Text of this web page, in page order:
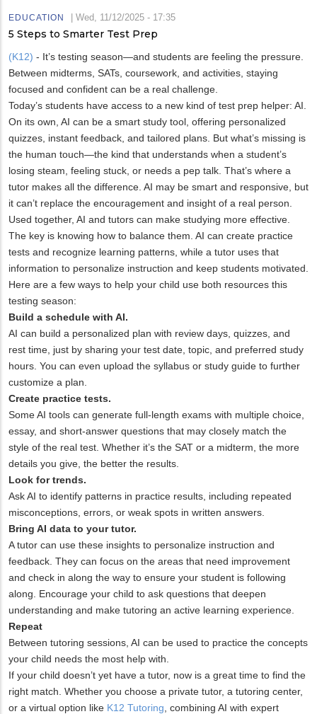
EDUCATION Wed, 11/12/2025 - 17:35
5 Steps to Smarter Test Prep
(K12) - It’s testing season—and students are feeling the pressure.
Between midterms, SATs, coursework, and activities, staying
focused and confident can be a real challenge.
Today’s students have access to a new kind of test prep helper: AI.
On its own, AI can be a smart study tool, offering personalized
quizzes, instant feedback, and tailored plans. But what’s missing is
the human touch—the kind that understands when a student’s
losing steam, feeling stuck, or needs a pep talk. That’s where a
tutor makes all the difference. AI may be smart and responsive, but
it can’t replace the encouragement and insight of a real person.
Used together, AI and tutors can make studying more effective.
The key is knowing how to balance them. AI can create practice
tests and recognize learning patterns, while a tutor uses that
information to personalize instruction and keep students motivated.
Here are a few ways to help your child use both resources this
testing season:
Build a schedule with AI.
AI can build a personalized plan with review days, quizzes, and
rest time, just by sharing your test date, topic, and preferred study
hours. You can even upload the syllabus or study guide to further
customize a plan.
Create practice tests.
Some AI tools can generate full-length exams with multiple choice,
essay, and short-answer questions that may closely match the
style of the real test. Whether it’s the SAT or a midterm, the more
details you give, the better the results.
Look for trends.
Ask AI to identify patterns in practice results, including repeated
misconceptions, errors, or weak spots in written answers.
Bring AI data to your tutor.
A tutor can use these insights to personalize instruction and
feedback. They can focus on the areas that need improvement
and check in along the way to ensure your student is following
along. Encourage your child to ask questions that deepen
understanding and make tutoring an active learning experience.
Repeat
Between tutoring sessions, AI can be used to practice the concepts
your child needs the most help with.
If your child doesn’t yet have a tutor, now is a great time to find the
right match. Whether you choose a private tutor, a tutoring center,
or a virtual option like K12 Tutoring , combining AI with expert